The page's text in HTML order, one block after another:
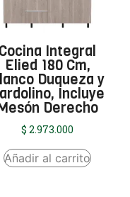
Cocina Integral
Elied 180 Cm,
Duqueza y
Incluye
Derecho
$ 2.973.000
Añadir al carrito